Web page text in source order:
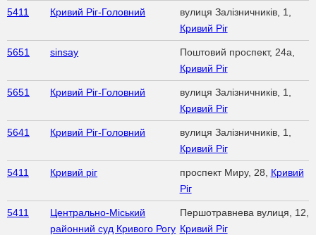
5411 Кривий Ріг-Головний
вулиця Залізничників, 1,
Кривий Ріг
5651 sinsay
Поштовий проспект, 24a,
Кривий Ріг
5651 Кривий Ріг-Головний
вулиця Залізничників, 1,
Кривий Ріг
5641 Кривий Ріг-Головний
вулиця Залізничників, 1,
Кривий Ріг
5411 Кривий ріг проспект Миру, 28, Кривий
Ріг
5411
Центрально-Міський
районний суд Кривого Рогу
Першотравнева вулиця, 12,
Кривий Ріг